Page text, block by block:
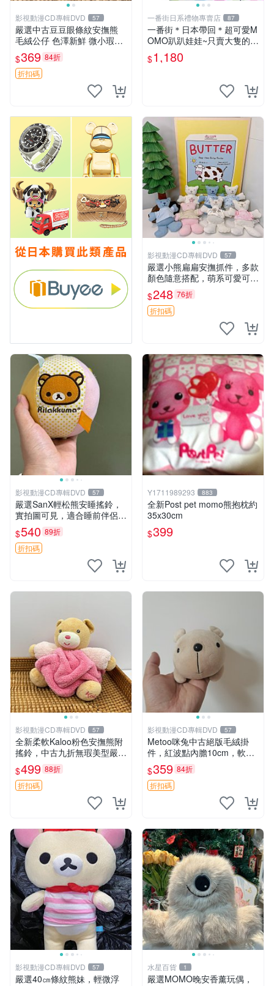
影視動漫CD專輯DVD 57
嚴選中古豆豆眼條紋安撫熊
毛絨公仔 色澤新鮮 微小瑕疵
可收藏 中古 安撫熊 條紋公仔
$369 84折
折扣碼
一番街日系禮物專賣店 87
一番街＊日本帶回＊超可愛M
OMO趴趴娃娃~只賣大隻的1
號~單隻價～生日禮物
$1,180
影視動漫CD專輯DVD 57
嚴選小熊扁扁安撫抓件，多款
顏色隨意搭配，萌系可愛可改
掛件 小熊安撫抓件 憶記 抓繩
孩童掛件
$248 76折
折扣碼
影視動漫CD專輯DVD 57
嚴選SanX輕松熊安睡搖鈴，
實拍圖可見，適合睡前伴侶，
Picks安撫好物 0325 懸吊 電
腦
$540 89折
折扣碼
Y1711989293 883
全新Post pet momo熊抱枕約
35x30cm
$399
影視動漫CD專輯DVD 57
全新柔軟Kaloo粉色安撫熊附
搖鈴，中古九折無瑕美型嚴選
收藏 粉色 安撫 玩具
$499 88折
折扣碼
影視動漫CD專輯DVD 57
Metoo咪兔中古絕版毛絨掛
件，紅波點內膽10cm，軟糯
宜贈送收藏 咪熊 毛絨 掛件
$359 84折
折扣碼
影視動漫CD專輯DVD 57
嚴選40㎝條紋熊妹，輕微浮
水星百貨 1
嚴選MOMO晚安香薰玩偶，